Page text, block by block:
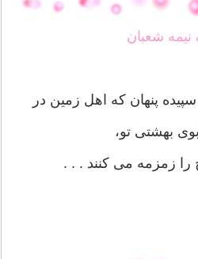
نیمه شعبان
پنهان که اهل زمین در
بهشتی تو،
را زمزمه می کنند . . .